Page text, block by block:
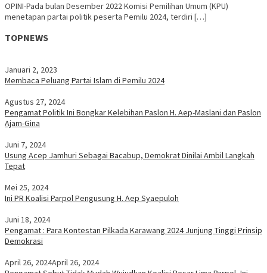
OPINI-Pada bulan Desember 2022 Komisi Pemilihan Umum (KPU)
menetapan partai politik peserta Pemilu 2024, terdiri […]
TOPNEWS
Januari 2, 2023
Membaca Peluang Partai Islam di Pemilu 2024
Agustus 27, 2024
Pengamat Politik Ini Bongkar Kelebihan Paslon H. Aep-Maslani dan Paslon
Ajam-Gina
Juni 7, 2024
Usung Acep Jamhuri Sebagai Bacabup, Demokrat Dinilai Ambil Langkah
Tepat
Mei 25, 2024
Ini PR Koalisi Parpol Pengusung H. Aep Syaepuloh
Juni 18, 2024
Pengamat : Para Kontestan Pilkada Karawang 2024 Junjung Tinggi Prinsip
Demokrasi
April 26, 2024April 26, 2024